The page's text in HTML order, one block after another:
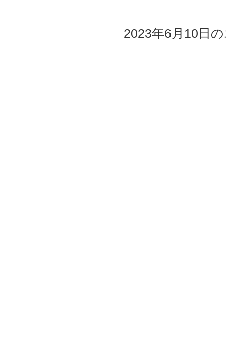
2023年6月10日